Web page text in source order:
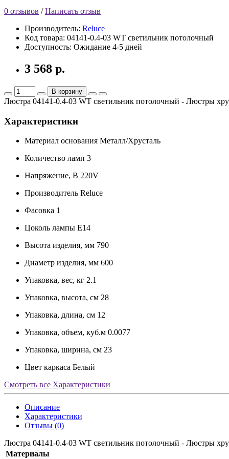
0 отзывов /Написать отзыв
Производитель: Reluce
Код товара: 04141-0.4-03 WT светильник потолочный
Доступность: Ожидание 4-5 дней
3 568 р.
В корзину
Люстра 04141-0.4-03 WT светильник потолочный - Люстры
Характеристики
Материал основания Металл/Хрусталь
Количество ламп 3
Напряжение, В 220V
Производитель Reluce
Фасовка 1
Цоколь лампы E14
Высота изделия, мм 790
Диаметр изделия, мм 600
Упаковка, вес, кг 2.1
Упаковка, высота, см 28
Упаковка, длина, см 12
Упаковка, объем, куб.м 0.0077
Упаковка, ширина, см 23
Цвет каркаса Белый
Смотреть все Характеристики
Описание
Характеристики
Отзывы (0)
Люстра 04141-0.4-03 WT светильник потолочный - Люстры
Материалы